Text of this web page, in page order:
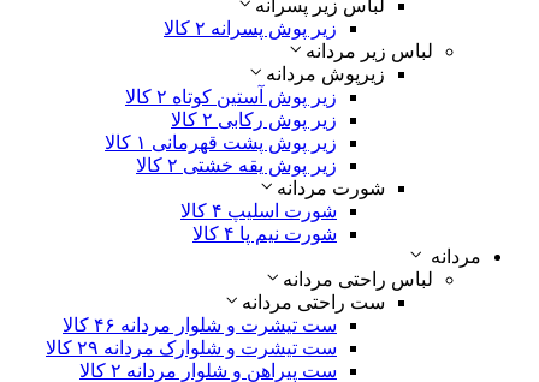
لباس زیر پسرانه
زیر پوش پسرانه
لباس زیر مردانه
زیرپوش مردانه
زیر پوش آستین کوتاه
زیر پوش رکابی
زیر پوش پشت قهرمانی
زیر پوش یقه خشتی
شورت مردانه
شورت اسلیپ
شورت نیم پا
مردانه
لباس راحتی مردانه
ست راحتی مردانه
ست تیشرت و شلوار مردانه
ست تیشرت و شلوارک مردانه
ست پیراهن و شلوار مردانه